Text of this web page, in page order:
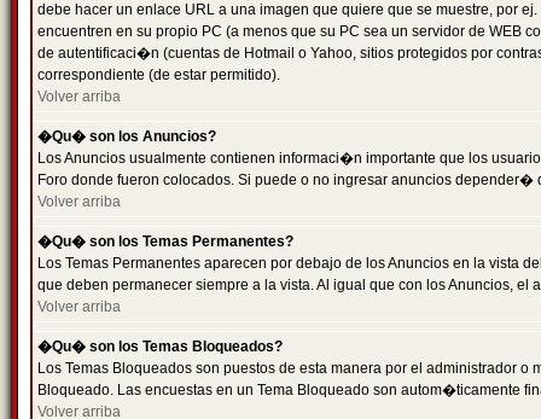
debe hacer un enlace URL a una imagen que quiere que se muestre, por
encuentren en su propio PC (a menos que su PC sea un servidor de
de autentificaci�n (cuentas de Hotmail o Yahoo, sitios protegidos por
correspondiente (de estar permitido).
Volver arriba
�Qu� son los Anuncios?
Los Anuncios usualmente contienen informaci�n importante que los
Foro donde fueron colocados. Si puede o no ingresar anuncios
Volver arriba
�Qu� son los Temas Permanentes?
Los Temas Permanentes aparecen por debajo de los Anuncios en la
que deben permanecer siempre a la vista. Al igual que con los Anuncios,
Volver arriba
�Qu� son los Temas Bloqueados?
Los Temas Bloqueados son puestos de esta manera por el administrador
Bloqueado. Las encuestas en un Tema Bloqueado son autom�ticamente
Volver arriba